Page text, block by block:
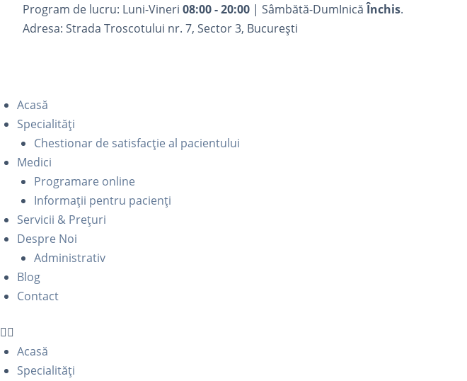
Program de lucru: Luni-Vineri 08:00 - 20:00 | Sâmbătă-DumInicăÎnchis.
Adresa: Strada Troscotului nr. 7, Sector 3, București
Acasă
Specialități
Chestionar de satisfacție al pacientului
Medici
Programare online
Informații pentru pacienți
Servicii & Prețuri
Despre Noi
Administrativ
Blog
Contact
Acasă
Specialități